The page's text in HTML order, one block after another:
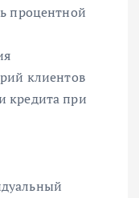
процентной
клиентов
кредита при